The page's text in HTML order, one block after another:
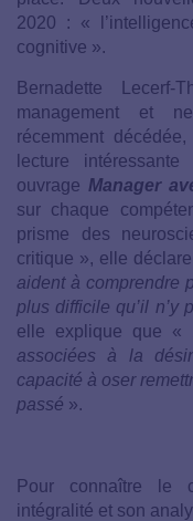
2020 : «
cognitive ».
Bernadette
management et
récemment
lecture
ouvrage Manager
sur chaque
prisme des
critique », elle
aident à comprendre
plus difficile qu’il n’y
elle explique que «
associées à la
capacité à oser
passé ».
Pour connaître le
intégralité et son